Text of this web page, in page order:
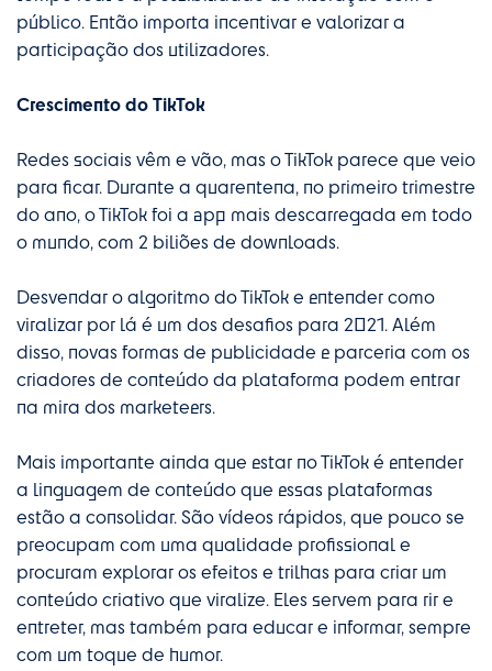
público. Então importa incentivar e valorizar a
participação dos utilizadores.
Crescimento do TikTok
Redes sociais vêm e vão, mas o TikTok parece que veio
para ficar. Durante a quarentena, no primeiro trimestre
do ano, o TikTok foi a app mais descarregada em todo
o mundo, com 2 biliões de downloads.
Desvendar o algoritmo do TikTok e entender como
viralizar por lá é um dos desafios para 2021. Além
disso, novas formas de publicidade e parceria com os
criadores de conteúdo da plataforma podem entrar
na mira dos marketeers.
Mais importante ainda que estar no TikTok é entender
a linguagem de conteúdo que essas plataformas
estão a consolidar. São vídeos rápidos, que pouco se
preocupam com uma qualidade profissional e
procuram explorar os efeitos e trilhas para criar um
conteúdo criativo que viralize. Eles servem para rir e
entreter, mas também para educar e informar, sempre
com um toque de humor.